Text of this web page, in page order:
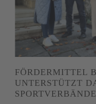
FÖRDERMITTEL
UNTERSTÜTZT
SPORTVERBÄNDE